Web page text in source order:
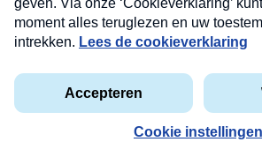
Privacyverklaring
Cookieverklaring
Kwetsbaarheid melden
Copyright © 2026 MAX Vandaag - Omroep MAX
Neem hier een gratis abonnement
nieuwsbrief. Elke vrijdag- en